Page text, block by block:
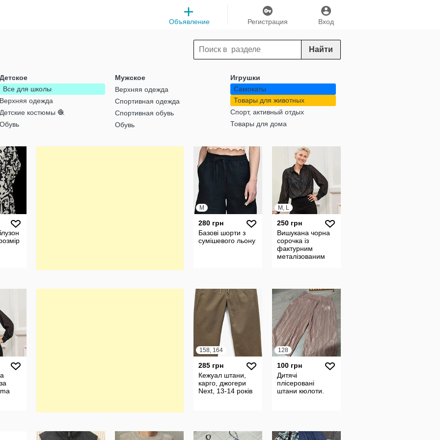
Вход
Регистрация
Объявление
Найти
Детское
Все для школы
Верхняя одежда
Детские костюмы 🧶
Обувь
Мужское
Верхняя одежда
Спортивная одежда
Спортивная обувь
Обувь
Игрушки
Самокаты
Товары для животных
Спорт, активный отдых
Товары для дома
M
280 грн
Базові шорти з
сумішевого льону
M, L
250 грн
Вишукана чорна
сорочка із
фактурним
металізованим
158, 164
285 грн
Кежуал штани,
карго, джогери
Next, 13-14 років
128
100 грн
Дитячі
плісеровані
штани кюлоти.